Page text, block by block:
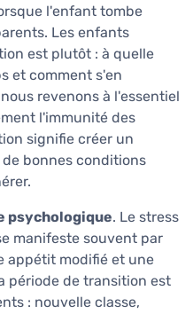
l'enfant tombe
Les enfants
est plutôt : à quelle
et comment s'en
revenons à l'essentiel
l'immunité des
signifie créer un
bonnes conditions
psychologique. Le stress
manifeste souvent par
appétit modifié et une
période de transition est
: nouvelle classe,